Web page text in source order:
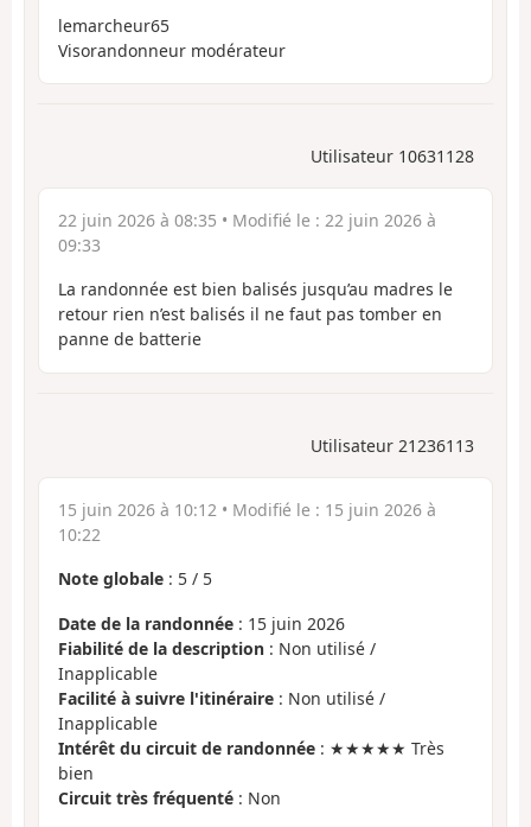
lemarcheur65
Visorandonneur modérateur
Utilisateur 10631128
22 juin 2026 à 08:35 • Modifié le : 22 juin 2026 à
09:33
La randonnée est bien balisés jusqu’au madres le
retour rien n’est balisés il ne faut pas tomber en
panne de batterie
Utilisateur 21236113
15 juin 2026 à 10:12 • Modifié le : 15 juin 2026 à
10:22
Note globale : 5 / 5
Date de la randonnée : 15 juin 2026
Fiabilité de la description : Non utilisé /
Inapplicable
Facilité à suivre l'itinéraire : Non utilisé /
Inapplicable
Intérêt du circuit de randonnée : ★★★★★ Très
bien
Circuit très fréquenté : Non